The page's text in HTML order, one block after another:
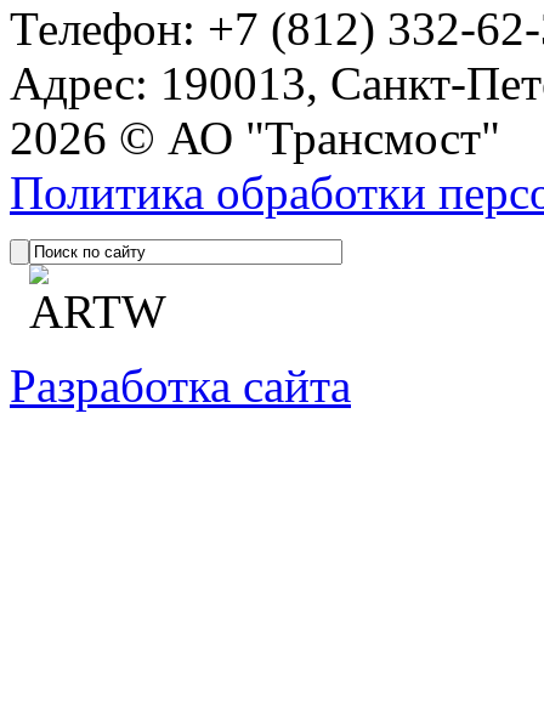
Телефон: +7 (812) 332-
Адрес: 190013, Санкт-
2026 © АО "Трансмост"
Политика обработки
Разработка сайта